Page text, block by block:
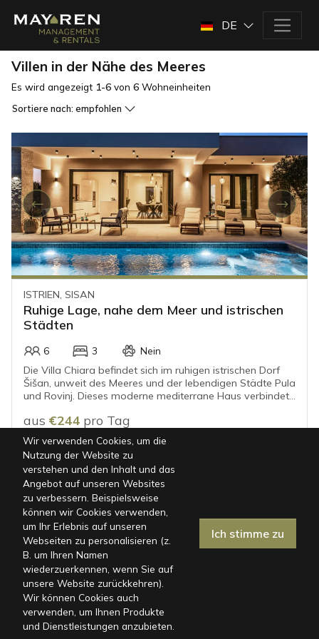
DE
Karte |
Villen in der Nähe des Meeres
Es wird angezeigt 1-6 von 6 Wohneinheiten
Sortiere nach: empfohlen
ISTRIEN, SISAN
Ruhige Lage, nahe dem Meer und istrischen
Städten
6 3 Nein
Die Villa Chiara befindet sich im ruhigen istrischen Dorf
Šišan, unweit des Meeres und der lebendigen Städte Pula
und Rovinj. Dieses moderne mediterrane Haus verbindet
damit der ideale Ort für einen sorglosen Urlaub.
aus €244 pro Tag
ISTRIEN, FAŽANA
Villa in Fažana für 12 Gäste mit Privatpool,
Wir verwenden Cookies, um die
Nutzung der Website zu
verstehen und den Inhalt und das
Angebot auf unseren Websites
zu verbessern. Beispielsweise
können wir Cookies verwenden,
um Ihr Erlebnis auf unseren
Webseiten zu personalisieren (z.
B. um Ihren Namen
wiederzuerkennen, wenn Sie auf
unsere Website zurückkehren).
Wir können Cookies auch
verwenden, um Ihnen Produkte
und Dienstleistungen anzubieten.
Ich stimme zu